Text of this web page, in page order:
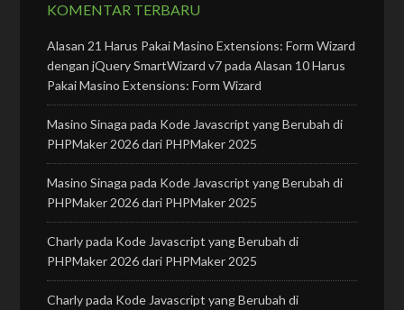
KOMENTAR TERBARU
Alasan 21 Harus Pakai Masino Extensions: Form Wizard
dengan jQuery SmartWizard v7padaAlasan 10 Harus
Pakai Masino Extensions: Form Wizard
Masino Sinaga pada Kode Javascript yang Berubah di
PHPMaker 2026 dari PHPMaker 2025
Masino Sinaga pada Kode Javascript yang Berubah di
PHPMaker 2026 dari PHPMaker 2025
Charlypada Kode Javascript yang Berubah di
PHPMaker 2026 dari PHPMaker 2025
Charlypada Kode Javascript yang Berubah di